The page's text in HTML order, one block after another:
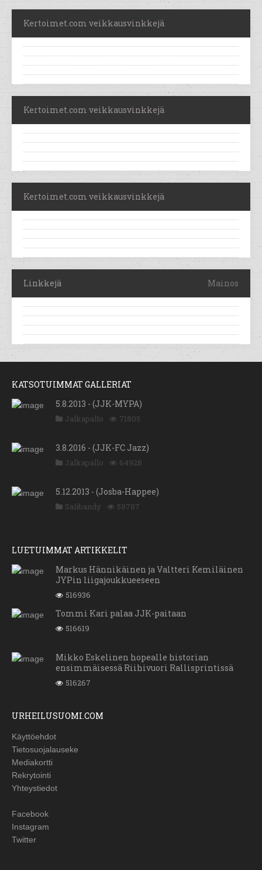
Kertoimet.com veikkausvinkkejä
Kertoimet.com veikkausvinkkejä
Kertoimet.com veikkausvinkkejä
Linkkejä Mainos
KATSOTUIMMAT GALLERIAT
5.8.2013 - (JJK-MYPA)
Jalkapallo 71805
3.8.2016 - (JJK-FC Jazz)
Jalkapallo 64928
5.12.2013 - (Josba-Happee)
Salibandy 58787
LUETUIMMAT ARTIKKELIT
Markus Hännikäinen ja Valtteri Kemiläinen
JYPin liigajoukkueeseen
516936
Tommi Kari palaa JJK-paitaan
516619
Mikko Eskelinen hopealle historian
ensimmäisessä Riihivuori Rallisprintissä
516267
URHEILUSUOMI.COM
Käyttöehdot
Tietosuojalauseke
Mediakortti
Rekrytointi
Yhteystiedot
Facebook
Instagram
Twitter